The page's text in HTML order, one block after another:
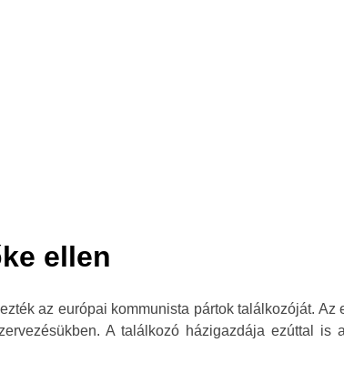
ellen
az európai kommunista pártok találkozóját.
A találkozó házigazdája ezúttal